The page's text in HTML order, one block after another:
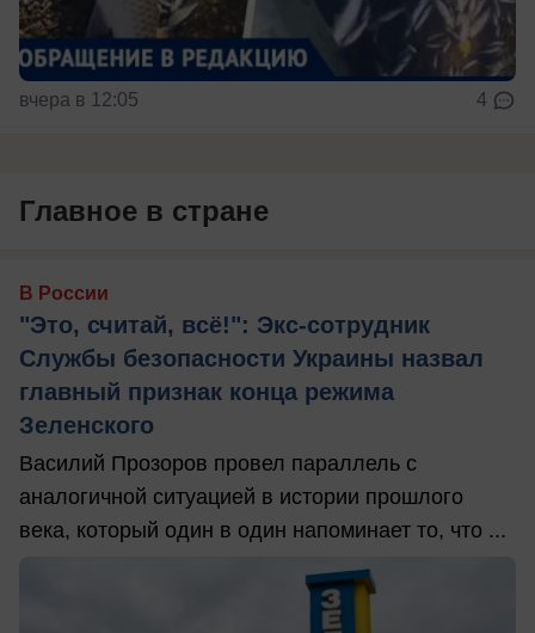
вчера в 12:05 4
Главное в стране
В России
"Это, считай, всё!": Экс-сотрудник
Службы безопасности Украины назвал
главный признак конца режима
Зеленского
Василий Прозоров провел параллель с
аналогичной ситуацией в истории прошлого
века, который один в один напоминает то, что ...